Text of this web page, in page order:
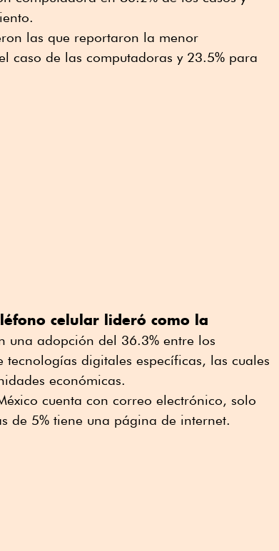
las que reportaron la menor
caso de las computadoras y 23.5% para
celular lideró como la
una adopción del 36.3% entre los
digitales específicas, las cuales
económicas.
cuenta con correo electrónico, solo
de 5% tiene una página de internet.